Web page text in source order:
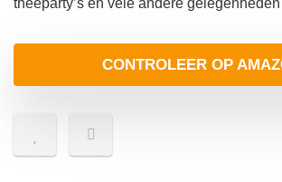
theeparty’s en vele andere gelegenheden
CONTROLEER OP